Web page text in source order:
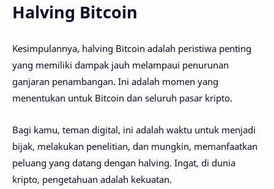
Halving Bitcoin
Kesimpulannya, halving Bitcoin adalah peristiwa penting
yang memiliki dampak jauh melampaui penurunan
ganjaran penambangan. Ini adalah momen yang
menentukan untuk Bitcoin dan seluruh pasar kripto.
Bagi kamu, teman digital, ini adalah waktu untuk menjadi
bijak, melakukan penelitian, dan mungkin, memanfaatkan
peluang yang datang dengan halving. Ingat, di dunia
kripto, pengetahuan adalah kekuatan.